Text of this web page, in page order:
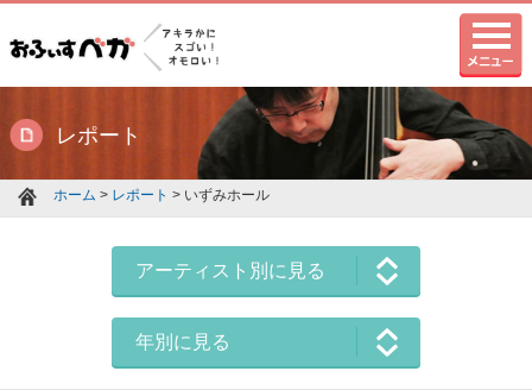
レポート
ホーム > レポート > いずみホール
アーティスト別に見る
年別に見る